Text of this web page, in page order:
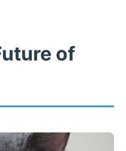
of